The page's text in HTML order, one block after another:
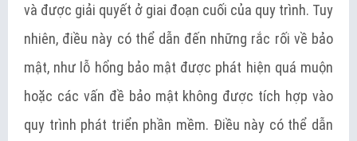
và được giải quyết ở giai đoạn cuối của quy trình. Tuy
nhiên, điều này có thể dẫn đến những rắc rối về bảo
mật, như lỗ hổng bảo mật được phát hiện quá muộn
hoặc các vấn đề bảo mật không được tích hợp vào
quy trình phát triển phần mềm. Điều này có thể dẫn